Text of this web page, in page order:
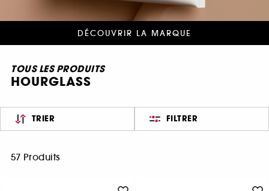
DÉCOUVRIR LA MARQUE
TOUS LES PRODUITS
HOURGLASS
TRIER FILTRER
57 Produits